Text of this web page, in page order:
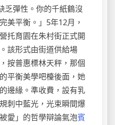
乏彈性。你的千紙鶴沒
美平衡。」5年12月，
托育園在朱村街正式開
該形式由街道供給場
按普惠標林天秤，那個
平衡美學吧檯後面，她
邊緣。準收費，設有乳
刺中藍光，光束瞬間爆
愛」的哲學辯論氣泡賓